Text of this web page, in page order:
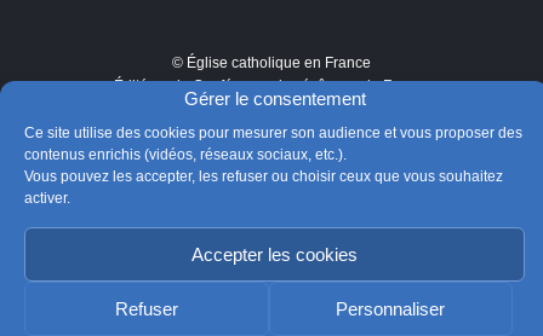
Gérer le consentement
Ce site utilise des cookies pour mesurer son audience et vous proposer des
contenus enrichis (vidéos, réseaux sociaux, etc.).
Vous pouvez les accepter, les refuser ou choisir ceux que vous souhaitez
activer.
Accepter les cookies
Refuser Personnaliser
contenu.
© Église catholique en France
Édité par la Conférence des évêques de France